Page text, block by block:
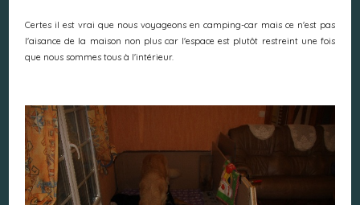
Certes il est vrai que nous voyageons en camping-car mais ce n'est pas
l'aisance de la maison non plus car l'espace est plutôt restreint une fois
que nous sommes tous à l'intérieur.